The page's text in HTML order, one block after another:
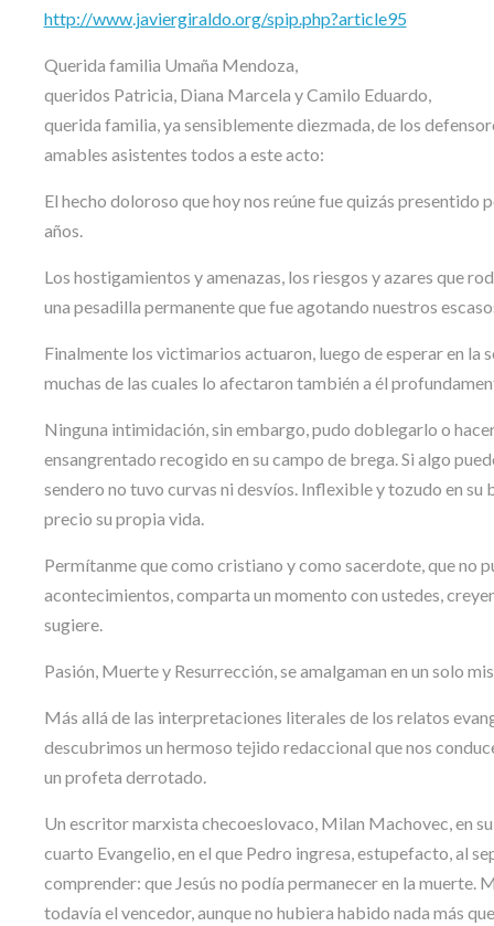
http://www.javiergiraldo.org/spip.php?article95
Querida familia Umaña Mendoza,
queridos Patricia, Diana Marcela y Camilo Eduardo,
querida familia, ya sensiblemente diezmada, de los
amables asistentes todos a este acto:
El hecho doloroso que hoy nos reúne fue quizás
años.
Los hostigamientos y amenazas, los riesgos y azares que
una pesadilla permanente que fue agotando nuestros
Finalmente los victimarios actuaron, luego de esperar en
muchas de las cuales lo afectaron también a él
Ninguna intimidación, sin embargo, pudo doblegarlo o
ensangrentado recogido en su campo de brega. Si algo
sendero no tuvo curvas ni desvíos. Inflexible y tozudo en su
precio su propia vida.
Permítanme que como cristiano y como sacerdote, que no
acontecimientos, comparta un momento con ustedes,
sugiere.
Pasión, Muerte y Resurrección, se amalgaman en un solo
Más allá de las interpretaciones literales de los relatos
descubrimos un hermoso tejido redaccional que nos
un profeta derrotado.
Un escritor marxista checoeslovaco, Milan Machovec, en
cuarto Evangelio, en el que Pedro ingresa, estupefacto, al
comprender: que Jesús no podía permanecer en la muerte.
todavía el vencedor, aunque no hubiera habido nada más